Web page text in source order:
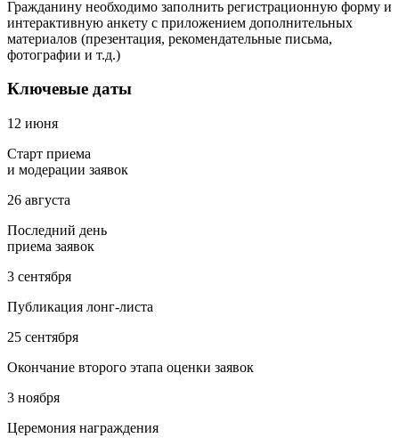
Гражданину необходимо заполнить регистрационную форму и
интерактивную анкету с приложением дополнительных
материалов (презентация, рекомендательные письма,
фотографии и т.д.)
Ключевые даты
12 июня
Старт приема
и модерации заявок
26 августа
Последний день
приема заявок
3 сентября
Публикация лонг-листа
25 сентября
Окончание второго этапа оценки заявок
3 ноября
Церемония награждения